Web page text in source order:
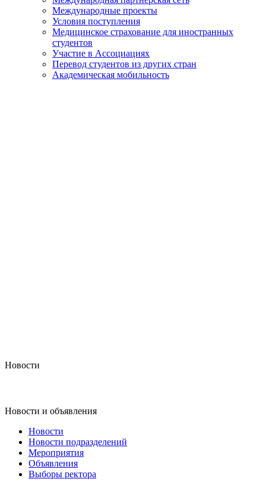
Международные проекты
Условия поступления
Медицинское страхование для иностранных
студентов
Участие в Ассоциациях
Перевод студентов из других стран
Академическая мобильность
Новости
Новости и объявления
Новости
Новости подразделений
Мероприятия
Объявления
Выборы ректора